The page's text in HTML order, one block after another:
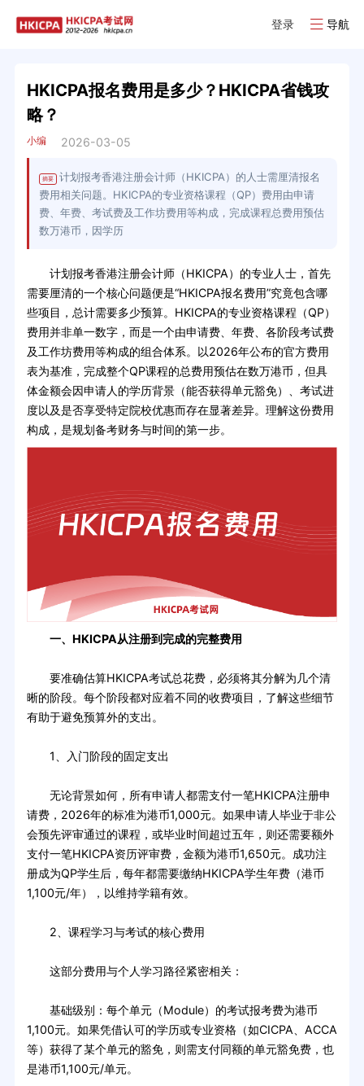
登录 导航
HKICPA报名费用是多少？HKICPA省钱攻
略？
小编 2026-03-05
摘要
计划报考香港注册会计师（HKICPA）的人士需厘清报名
费用相关问题。HKICPA的专业资格课程（QP）费用由申请
费、年费、考试费及工作坊费用等构成，完成课程总费用预估
数万港币，因学历
计划报考香港注册会计师（HKICPA）的专业人士，首先
需要厘清的一个核心问题便是“HKICPA报名费用”究竟包含哪
些项目，总计需要多少预算。HKICPA的专业资格课程（QP）
费用并非单一数字，而是一个由申请费、年费、各阶段考试费
及工作坊费用等构成的组合体系。以2026年公布的官方费用
表为基准，完成整个QP课程的总费用预估在数万港币，但具
体金额会因申请人的学历背景（能否获得单元豁免）、考试进
度以及是否享受特定院校优惠而存在显著差异。理解这份费用
构成，是规划备考财务与时间的第一步。
一、HKICPA从注册到完成的完整费用
要准确估算HKICPA考试总花费，必须将其分解为几个清
晰的阶段。每个阶段都对应着不同的收费项目，了解这些细节
有助于避免预算外的支出。
1、入门阶段的固定支出
无论背景如何，所有申请人都需支付一笔HKICPA注册申
请费，2026年的标准为港币1,000元。如果申请人毕业于非公
会预先评审通过的课程，或毕业时间超过五年，则还需要额外
支付一笔HKICPA资历评审费，金额为港币1,650元。成功注
册成为QP学生后，每年都需要缴纳HKICPA学生年费（港币
1,100元/年），以维持学籍有效。
2、课程学习与考试的核心费用
这部分费用与个人学习路径紧密相关：
基础级别：每个单元（Module）的考试报考费为港币
1,100元。如果凭借认可的学历或专业资格（如CICPA、ACCA
等）获得了某个单元的豁免，则需支付同额的单元豁免费，也
是港币1,100元/单元。